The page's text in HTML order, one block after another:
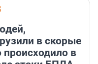
в скорые
в